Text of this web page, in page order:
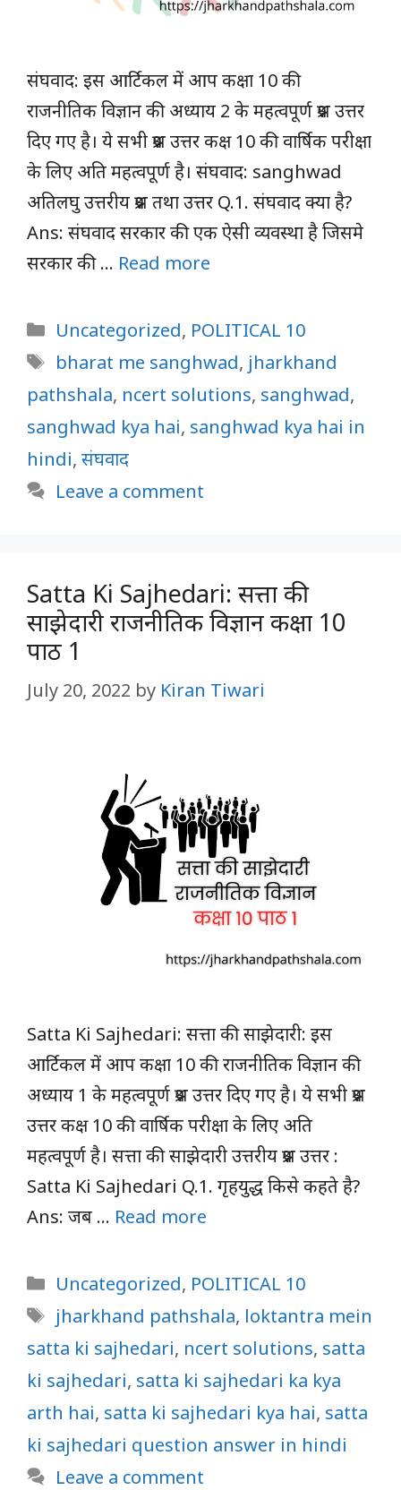
संघवाद: इस आर्टिकल में आप कक्षा 10 की
राजनीतिक विज्ञान की अध्याय 2 के महत्वपूर्ण प्रश्न उत्तर
दिए गए है। ये सभी प्रश्न उत्तर कक्ष 10 की वार्षिक परीक्षा
के लिए अति महत्वपूर्ण है। संघवाद: sanghwad
अतिलघु उत्तरीय प्रश्न तथा उत्तर Q.1. संघवाद क्या है?
Ans: संघवाद सरकार की एक ऐसी व्यवस्था है जिसमे
सरकार की … Read more
Categories
Uncategorized, POLITICAL 10
Tags
bharat me sanghwad, jharkhand
pathshala, ncert solutions, sanghwad,
sanghwad kya hai, sanghwad kya hai in
hindi, संघवाद
Leave a comment
Satta Ki Sajhedari: सत्ता की
साझेदारी राजनीतिक विज्ञान कक्षा 10
पाठ 1
July 20, 2022 by Kiran Tiwari
Satta Ki Sajhedari: सत्ता की साझेदारी: इस
आर्टिकल में आप कक्षा 10 की राजनीतिक विज्ञान की
अध्याय 1 के महत्वपूर्ण प्रश्न उत्तर दिए गए है। ये सभी प्रश्न
उत्तर कक्ष 10 की वार्षिक परीक्षा के लिए अति
महत्वपूर्ण है। सत्ता की साझेदारी उत्तरीय प्रश्न उत्तर :
Satta Ki Sajhedari Q.1. गृहयुद्ध किसे कहते है?
Ans: जब … Read more
Categories
Uncategorized, POLITICAL 10
Tags
jharkhand pathshala, loktantra mein
satta ki sajhedari, ncert solutions, satta
ki sajhedari, satta ki sajhedari ka kya
arth hai, satta ki sajhedari kya hai, satta
ki sajhedari question answer in hindi
Leave a comment